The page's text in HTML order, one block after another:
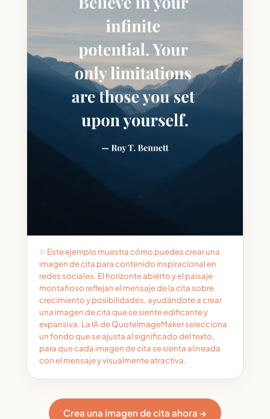
✨ Este ejemplo muestra cómo puedes crear una
imagen de cita para contenido inspiracional en
redes sociales. El horizonte abierto y el paisaje
montañoso reflejan el mensaje de la cita sobre
crecimiento y posibilidades, ayudándote a crear
una imagen de cita que se siente edificante y
expansiva. La IA de QuoteImageMaker selecciona
un fondo que se ajusta al significado del texto,
para que cada imagen de cita se sienta alineada
con el mensaje y visualmente atractiva.
Crea una imagen de cita ahora →